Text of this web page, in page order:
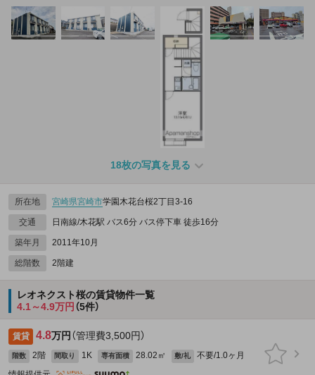
18枚の写真を見る
所在地 宮崎県宮崎市学園木花台桜2丁目3-16
交通 日南線/木花駅 バス6分 バス停下車 徒歩16分
築年月 2011年10月
総階数 2階建
レオネクスト桜の賃貸物件一覧
4.1～4.9万円 （5件）
賃貸 4.8万円 （管理費3,500円）
階数 2階 間取り 1K 専有面積 28.02㎡ 敷/礼
不要/1.0ヶ月